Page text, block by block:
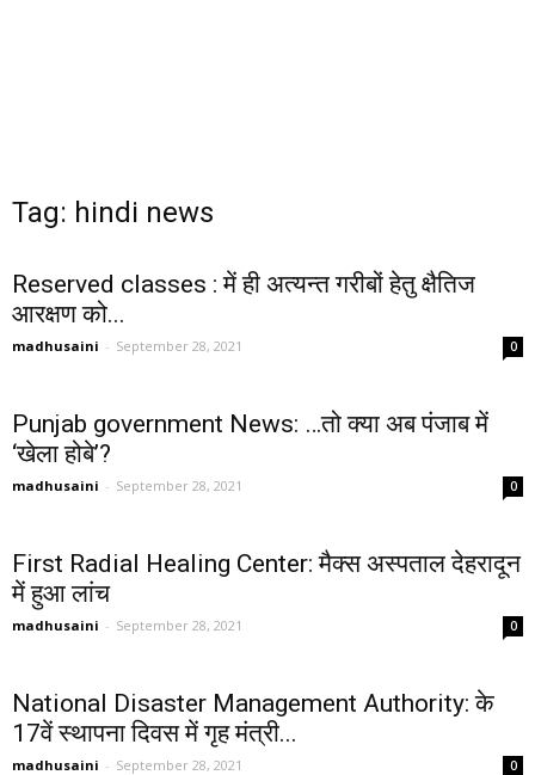
Tag: hindi news
Reserved classes : में ही अत्यन्त गरीबों हेतु क्षैतिज
आरक्षण को...
madhusaini - September 28, 2021 0
Punjab government News: …तो क्या अब पंजाब में
‘खेला होबे’?
madhusaini - September 28, 2021 0
First Radial Healing Center: मैक्स अस्पताल देहरादून
में हुआ लांच
madhusaini - September 28, 2021 0
National Disaster Management Authority: के
17वें स्थापना दिवस में गृह मंत्री...
madhusaini - September 28, 2021 0